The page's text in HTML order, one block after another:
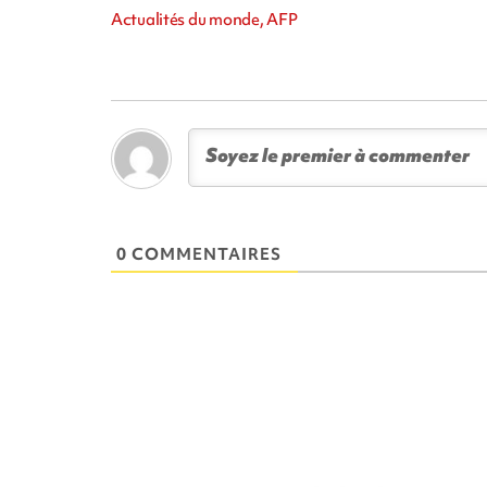
Actualités du monde, AFP
0 COMMENTAIRES